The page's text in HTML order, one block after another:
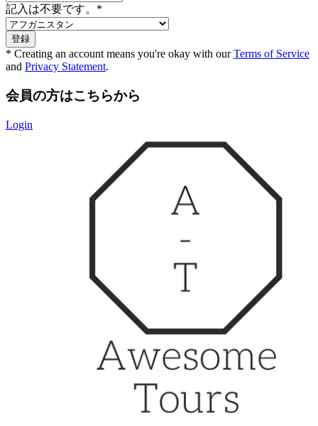
記入は不要です。 *
* Creating an account means you're okay with ourTerms of Service
and Privacy Statement.
会員の方はこちらから
Login